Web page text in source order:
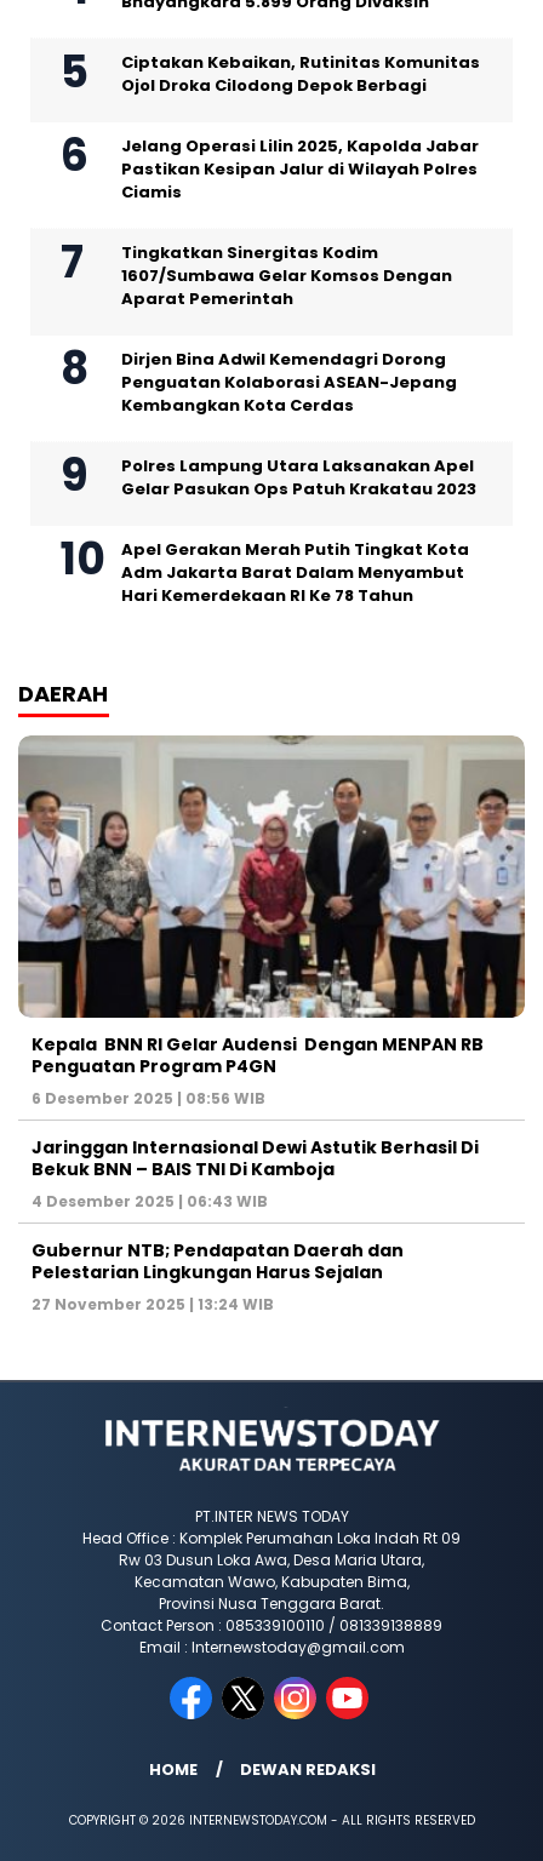
Ciptakan Kebaikan, Rutinitas Komunitas
Ojol Droka Cilodong Depok Berbagi
Jelang Operasi Lilin 2025, Kapolda Jabar
Pastikan Kesipan Jalur di Wilayah Polres
Ciamis
Tingkatkan Sinergitas Kodim
1607/Sumbawa Gelar Komsos Dengan
Aparat Pemerintah
Dirjen Bina Adwil Kemendagri Dorong
Penguatan Kolaborasi ASEAN-Jepang
Kembangkan Kota Cerdas
Polres Lampung Utara Laksanakan Apel
Gelar Pasukan Ops Patuh Krakatau 2023
Apel Gerakan Merah Putih Tingkat Kota
Adm Jakarta Barat Dalam Menyambut
Hari Kemerdekaan RI Ke 78 Tahun
DAERAH
Kepala BNN RI Gelar Audensi Dengan MENPAN RB
Penguatan Program P4GN
6 Desember 2025 | 08:56 WIB
Jaringgan Internasional Dewi Astutik Berhasil Di
Bekuk BNN – BAIS TNI Di Kamboja
4 Desember 2025 | 06:43 WIB
Gubernur NTB; Pendapatan Daerah dan
Pelestarian Lingkungan Harus Sejalan
27 November 2025 | 13:24 WIB
PT.INTER NEWS TODAY
Head Office : Komplek Perumahan Loka Indah Rt 09
Rw 03 Dusun Loka Awa, Desa Maria Utara,
Kecamatan Wawo, Kabupaten Bima,
Provinsi Nusa Tenggara Barat.
Contact Person : 085339100110 / 081339138889
Email : Internewstoday@gmail.com
HOME DEWAN REDAKSI
COPYRIGHT © 2026 INTERNEWSTODAY.COM - ALL RIGHTS RESERVED